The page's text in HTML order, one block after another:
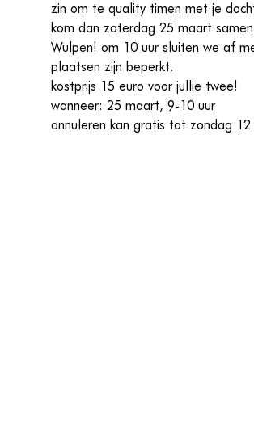
zin om te quality timen met je
kom dan zaterdag 25 maart
Wulpen! om 10 uur sluiten we af
plaatsen zijn beperkt.
kostprijs 15 euro voor jullie twee!
wanneer: 25 maart, 9-10 uur
annuleren kan gratis tot zondag